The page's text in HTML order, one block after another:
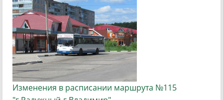
Изменения в расписании маршрута №115